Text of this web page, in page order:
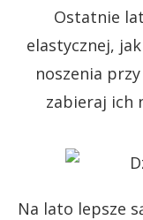
Ostatnie
elastycznej,
noszenia
zabieraj ich
Na lato lepsze